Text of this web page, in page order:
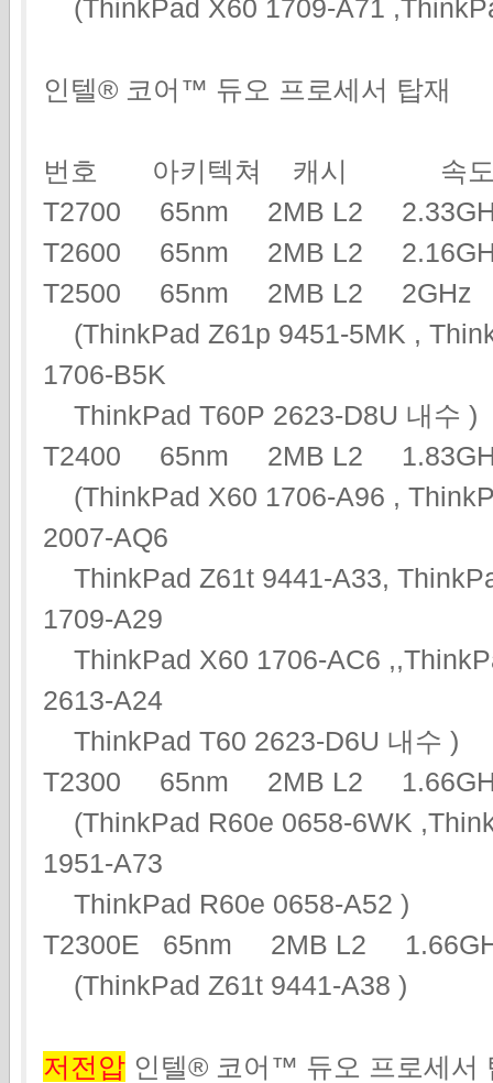
(ThinkPad X60 1709-A71
인텔® 코어™ 듀오 프로세서 탑재
번호 아키텍쳐 캐시 속도
T2700 65nm 2MB L2
T2600 65nm 2MB L2
T2500 65nm 2MB L2
(ThinkPad Z61p 9451-5MK ,
1706-B5K
ThinkPad T60P 2623-D8U 내수 )
T2400 65nm 2MB L2
(ThinkPad X60 1706-A96 ,
2007-AQ6
ThinkPad Z61t 9441-A33,
1709-A29
ThinkPad X60 1706-AC6
2613-A24
ThinkPad T60 2623-D6U 내수 )
T2300 65nm 2MB L2
(ThinkPad R60e 0658-6WK
1951-A73
ThinkPad R60e 0658-A52 )
T2300E 65nm 2MB L2
(ThinkPad Z61t 9441-A38 )
저전압 인텔® 코어™ 듀오 프로세서